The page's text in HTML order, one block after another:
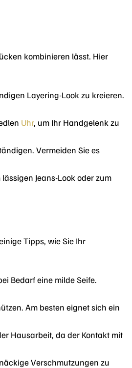
kombinieren lässt. Hier
Layering-Look zu kreieren.
Uhr, um Ihr Handgelenk zu
Vermeiden Sie es
Jeans-Look oder zum
Tipps, wie Sie Ihr
Bedarf eine milde Seife.
Am besten eignet sich ein
Hausarbeit, da der Kontakt mit
Verschmutzungen zu